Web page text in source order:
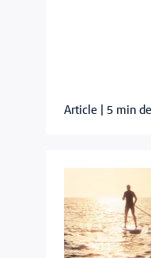
Article 5 min